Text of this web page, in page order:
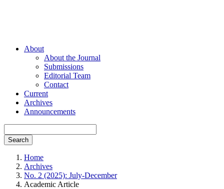
About
About the Journal
Submissions
Editorial Team
Contact
Current
Archives
Announcements
Search
Home
Archives
No. 2 (2025): July-December
Academic Article